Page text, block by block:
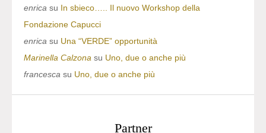
enrica su In sbieco….. Il nuovo Workshop della
Fondazione Capucci
enrica su Una “VERDE” opportunità
Marinella Calzona su Uno, due o anche più
francesca su Uno, due o anche più
Partner